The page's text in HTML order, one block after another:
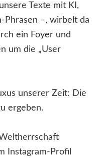
Texte mit KI,
Phrasen –, wirbelt da
ein Foyer und
um die „User
unserer Zeit: Die
ergeben.
Instagram-Profil